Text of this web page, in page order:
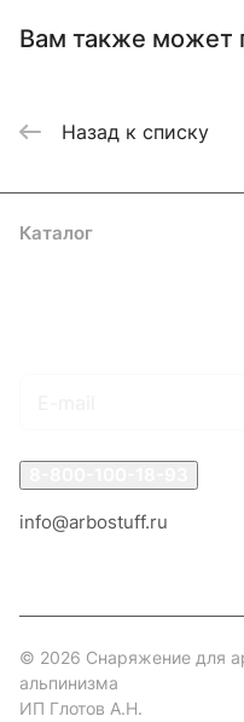
Вам также может
Назад к списку
Каталог
info@arbostuff.ru
© 2026 Снаряжение для
альпинизма
ИП Глотов А.Н.